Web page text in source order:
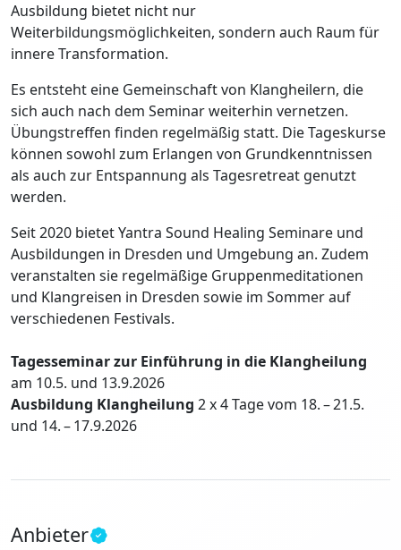
Ausbildung bietet nicht nur
Weiterbildungsmöglichkeiten, sondern auch Raum für
innere Transformation.
Es entsteht eine Gemeinschaft von Klangheilern, die
sich auch nach dem Seminar weiterhin vernetzen.
Übungstreffen finden regelmäßig statt. Die Tageskurse
können sowohl zum Erlangen von Grundkenntnissen
als auch zur Entspannung als Tagesretreat genutzt
werden.
Seit 2020 bietet Yantra Sound Healing Seminare und
Ausbildungen in Dresden und Umgebung an. Zudem
veranstalten sie regelmäßige Gruppenmeditationen
und Klangreisen in Dresden sowie im Sommer auf
verschiedenen Festivals.
Tagesseminar zur Einführung in die Klangheilung
am 10.5. und 13.9.2026
Ausbildung Klangheilung 2 x 4 Tage vom 18. – 21.5.
und 14. – 17.9.2026
Anbieter